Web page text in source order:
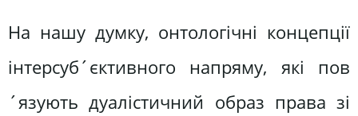
На нашу думку, онтологічні кон­цепції
інтерсуб´єктивного напряму, які пов
´язують дуалістичний образ права зі